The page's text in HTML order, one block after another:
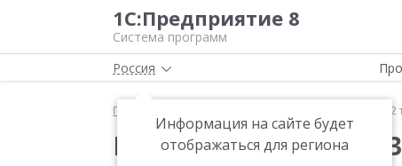
1С:Предприятие 8
Система программ
Россия
Информация на сайте будет
отображаться для региона
Главная Вышла новая версия
Вышла новая версия